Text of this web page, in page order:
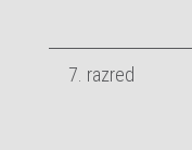
7. razred